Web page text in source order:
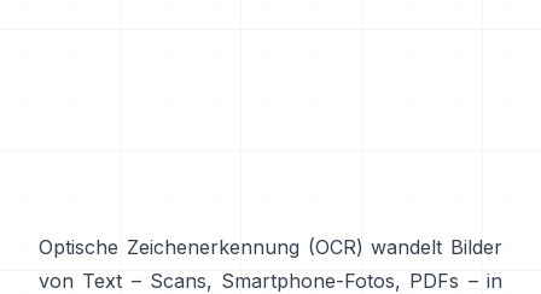
Optische Zeichenerkennung (OCR) wandelt Bilder
von Text – Scans, Smartphone-Fotos, PDFs – in